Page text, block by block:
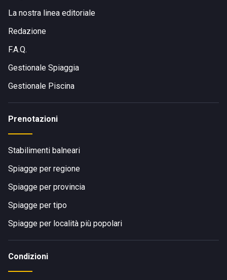
La nostra linea editoriale
Redazione
F.A.Q.
Gestionale Spiaggia
Gestionale Piscina
Prenotazioni
Stabilimenti balneari
Spiagge per regione
Spiagge per provincia
Spiagge per tipo
Spiagge per località più popolari
Condizioni